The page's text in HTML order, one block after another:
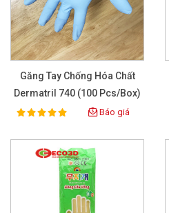
Găng Tay Chống Hóa Chất
Dermatril 740 (100 Pcs/box)
Rating:
100% Báo giá